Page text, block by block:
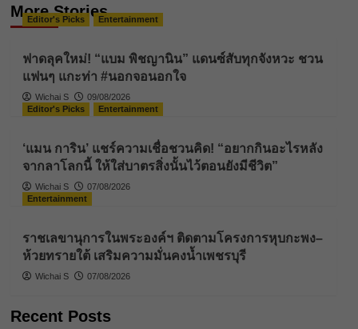
More Stories
Editor's Picks Entertainment
ฟาดลุคใหม่! “แบม พิชญานิน” แดนซ์สับทุกจังหวะ ชวน
แฟนๆ แกะท่า #นอกจอนอกใจ
Wichai S
09/08/2026
Editor's Picks
Entertainment
‘แมน การิน’ แชร์ความเชื่อชวนคิด! “อยากกินอะไรหลัง
จากลาโลกนี้ ให้ใส่บาตรสิ่งนั้นไว้ตอนยังมีชีวิต”
Wichai S
07/08/2026
Entertainment
ราชเลขานุการในพระองค์ฯ ติดตามโครงการหุบกะพง–
ห้วยทรายใต้ เสริมความมั่นคงน้ำเพชรบุรี
Wichai S 07/08/2026
Recent Posts